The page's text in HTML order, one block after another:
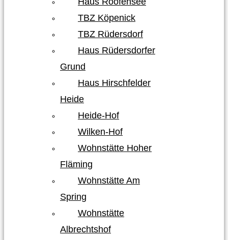
TBZ Köpenick
TBZ Rüdersdorf
Haus Rüdersdorfer
Grund
Haus Hirschfelder
Heide
Heide-Hof
Wilken-Hof
Wohnstätte Hoher
Fläming
Wohnstätte Am
Spring
Wohnstätte
Albrechtshof